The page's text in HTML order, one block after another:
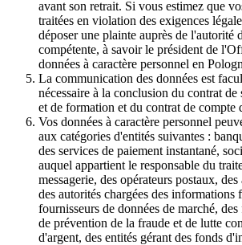
avant son retrait. Si vous estimez que
traitées en violation des exigences
déposer une plainte auprès de l'autorité
compétente, à savoir le président de
données à caractère personnel en
La communication des données est
nécessaire à la conclusion du contrat
et de formation et du contrat de compte
Vos données à caractère personnel
aux catégories d'entités suivantes :
des services de paiement instantané,
auquel appartient le responsable du
messagerie, des opérateurs postaux,
des autorités chargées des informations
fournisseurs de données de marché,
de prévention de la fraude et de lutte
d'argent, des entités gérant des fonds